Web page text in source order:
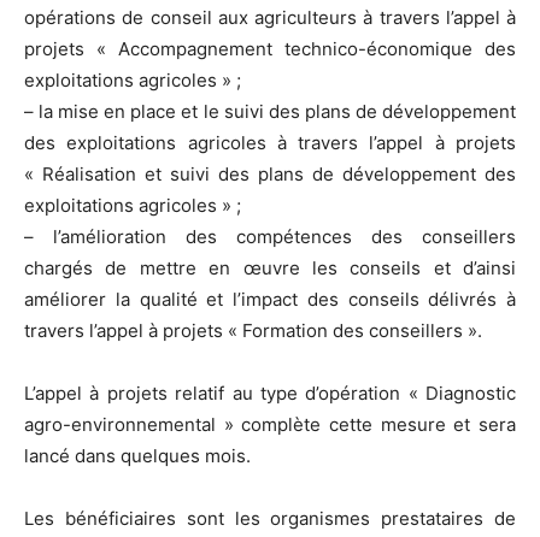
opérations de conseil aux agriculteurs à travers l’appel à
projets « Accompagnement technico-économique des
exploitations agricoles » ;
– la mise en place et le suivi des plans de développement
des exploitations agricoles à travers l’appel à projets
« Réalisation et suivi des plans de développement des
exploitations agricoles » ;
– l’amélioration des compétences des conseillers
chargés de mettre en œuvre les conseils et d’ainsi
améliorer la qualité et l’impact des conseils délivrés à
travers l’appel à projets « Formation des conseillers ».
L’appel à projets relatif au type d’opération « Diagnostic
agro-environnemental » complète cette mesure et sera
lancé dans quelques mois.
Les bénéficiaires sont les organismes prestataires de